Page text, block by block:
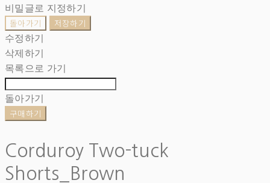
비밀글로 지정하기
돌아가기 저장하기
수정하기
삭제하기
목록으로 가기
돌아가기
구매하기
Corduroy Two-tuck
Shorts_Brown